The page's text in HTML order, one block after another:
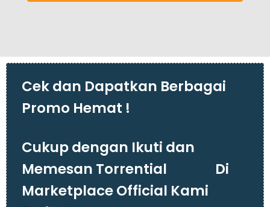
Cek dan Dapatkan Berbagai
Promo Hemat !
Cukup dengan Ikuti dan
Memesan Torrential Di
Marketplace Official Kami